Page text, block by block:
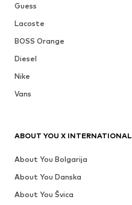
Guess
Lacoste
BOSS Orange
Diesel
Nike
Vans
ABOUT YOU X INTERNATIONAL
About You Bolgarija
About You Danska
About You Švica